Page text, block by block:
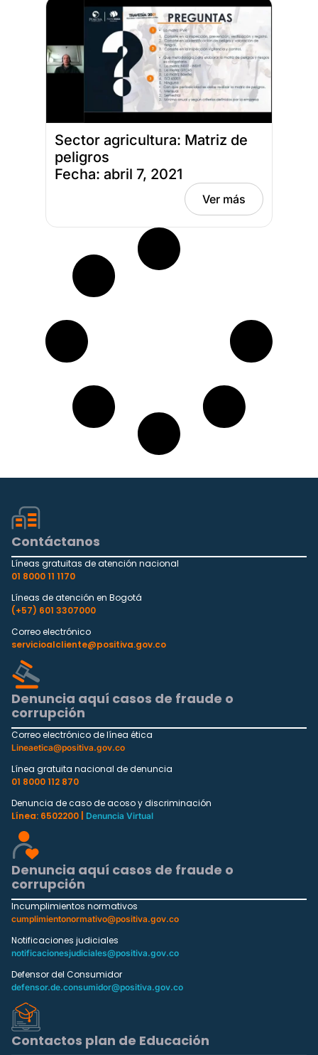
Sector agricultura: Matriz de
peligros
Fecha: abril 7, 2021
Ver más
Contáctanos
Líneas gratuitas de atención nacional
01 8000 11 1170
Líneas de atención en Bogotá
(+57) 601 3307000
Correo electrónico
servicioalcliente@positiva.gov.co
Denuncia aquí casos de fraude o
corrupción
Correo electrónico de línea ética
Lineaetica@positiva.gov.co
Línea gratuita nacional de denuncia
01 8000 112 870
Denuncia de caso de acoso y discriminación
Línea: 6502200 |
Denuncia Virtual
Denuncia aquí casos de fraude o
corrupción
Incumplimientos normativos
cumplimientonormativo@positiva.gov.co
Notificaciones judiciales
notificacionesjudiciales@positiva.gov.co
Defensor del Consumidor
defensor.de.consumidor@positiva.gov.co
Contactos plan de Educación